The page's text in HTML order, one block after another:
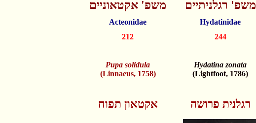
משפ' אקטאוניים משפ' רגלניתיים
Acteonidae Hydatinidae
212
244
Pupa solidula
(Linnaeus, 1758)
Hydatina zonata
(Lightfoot, 1786)
אקטאון תפוח רגלנית פרושה